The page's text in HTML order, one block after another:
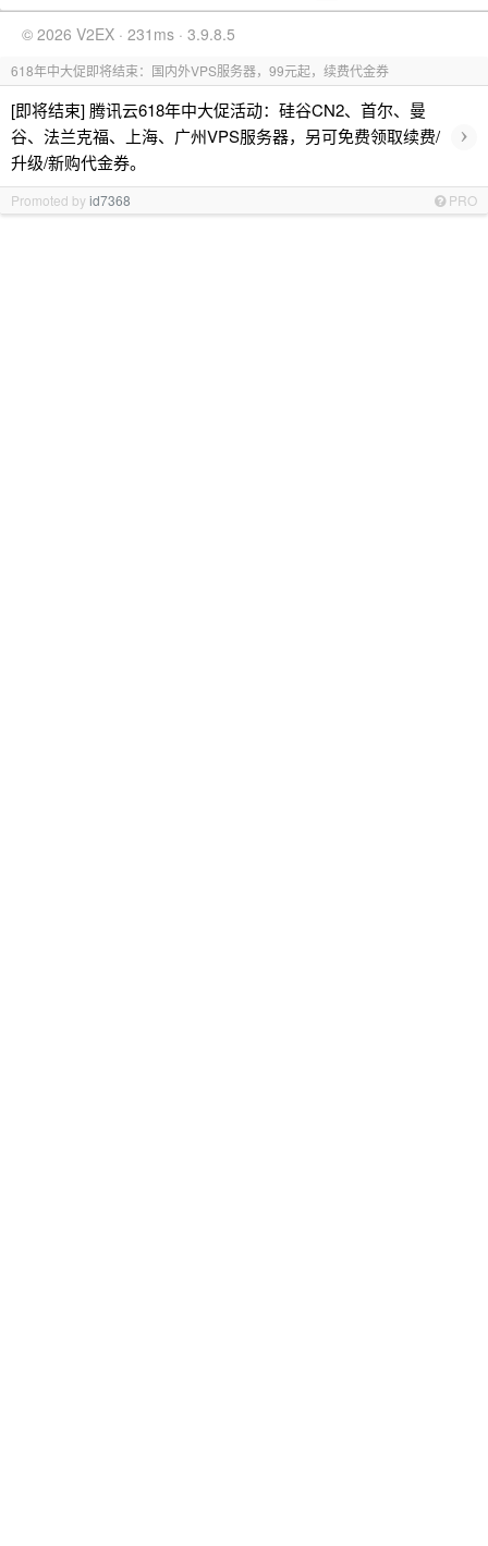
© 2026 V2EX · 231ms · 3.9.8.5
618年中大促即将结束：国内外VPS服务器，99元起，续费代金券
[即将结束] 腾讯云618年中大促活动：硅谷CN2、首尔、曼
谷、法兰克福、上海、广州VPS服务器，另可免费领取续费/
升级/新购代金券。
›
Promoted byid7368 PRO